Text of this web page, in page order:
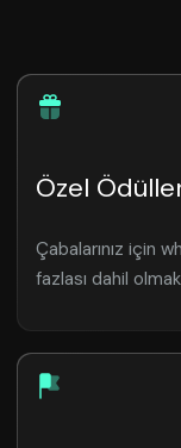
Özel
Çabalarınız için
fazlası dahil